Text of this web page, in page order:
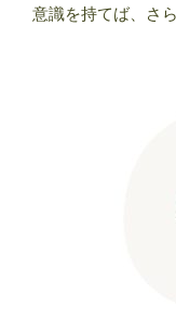
意識を持てば、さ